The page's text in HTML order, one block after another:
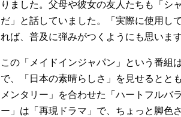
りました。父母や彼女の友人たちも「シ
だ」と話していました。「実際に使用し
れば、普及に弾みがつくようにも思います
この「メイドインジャパン」という番組
で、「日本の素晴らしさ」を見せるとと
メンタリー」を合わせた「ハートフルバ
ー」は「再現ドラマ」で、ちょっと脚色